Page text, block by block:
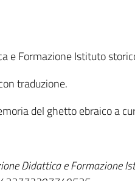
e Formazione Istituto
traduzione.
del ghetto ebraico a
Didattica e Formazione